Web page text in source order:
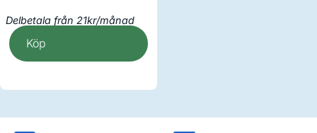
Delbetala från 21kr/månad
Köp